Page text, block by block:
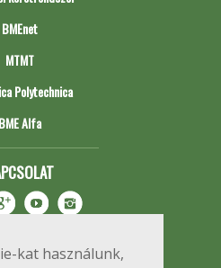
kat használunk,
BMEnet
MTMT
Polytechnica
BME Alfa